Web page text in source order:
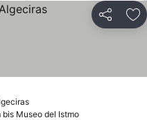
Teilen
Preise sehen
bis Museo del Istmo